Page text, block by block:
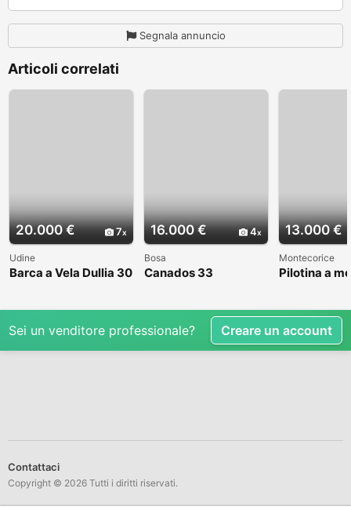
Segnala annuncio
Articoli correlati
20.000 € 7
Udine
Barca a Vela Dullia 30
16.000 € 4
Bosa
Canados 33
13.000 €
Montecorice
Pilotina a
Sei un venditore professionale? Creare un account
Contattaci
Copyright © 2026 Tutti i diritti riservati.